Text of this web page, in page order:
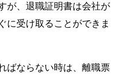
が、退職証明書は会社が
に受け取ることができま
ばならない時は、離職票